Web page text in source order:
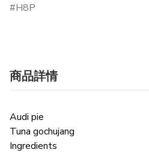
H8P
商品詳情
Audi pie
Tuna gochujang
Ingredients